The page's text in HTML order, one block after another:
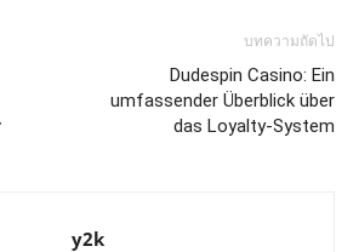
บทความถัดไป
Dudespin Casino: Ein
umfassender Überblick über
das Loyalty-System
y2k